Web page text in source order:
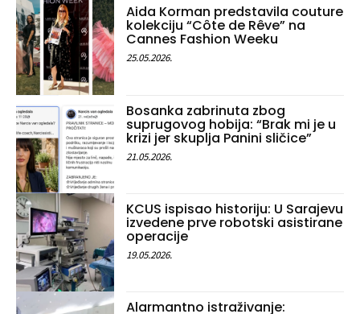
Aida Korman predstavila couture
kolekciju “Côte de Rêve” na
Cannes Fashion Weeku
25.05.2026.
Bosanka zabrinuta zbog
suprugovog hobija: “Brak mi je u
krizi jer skuplja Panini sličice”
21.05.2026.
KCUS ispisao historiju: U Sarajevu
izvedene prve robotski asistirane
operacije
19.05.2026.
Alarmantno istraživanje: